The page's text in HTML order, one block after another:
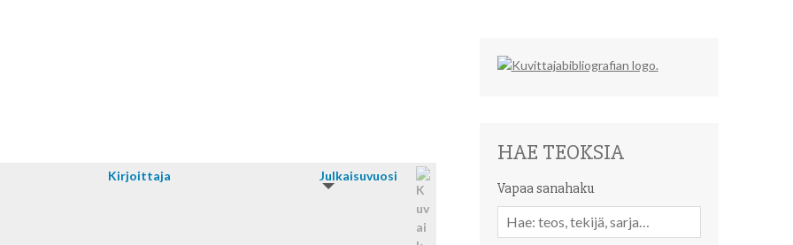
Kirjoitta­ja Julkaisu­vuosi
HAE TEOKSIA
Vapaa sanahaku
sanahaku